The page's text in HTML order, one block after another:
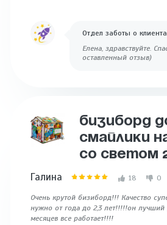
Отдел заботы о
Елена, здравствуйте.
оставленный отзыв)
БИЗИБОРД
СМАЙЛИКИ
СО СВЕТОМ
Галина 18 0
Очень крутой бизиборд!!! Качество
нужно от года до 2,3 лет!!!!!он лучший
месяцев все работает!!!!